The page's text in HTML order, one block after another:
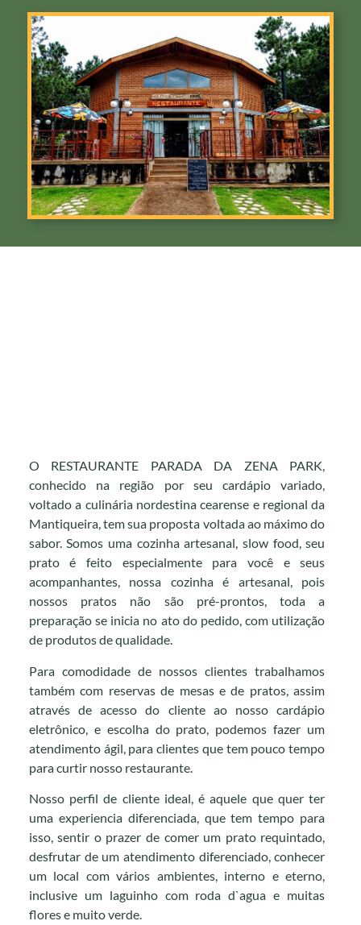
O RESTAURANTE PARADA DA ZENA PARK,
conhecido na região por seu cardápio variado,
voltado a culinária nordestina cearense e regional da
Mantiqueira, tem sua proposta voltada ao máximo do
sabor. Somos uma cozinha artesanal, slow food, seu
prato é feito especialmente para você e seus
acompanhantes, nossa cozinha é artesanal, pois
nossos pratos não são pré-prontos, toda a
preparação se inicia no ato do pedido, com utilização
de produtos de qualidade.
Para comodidade de nossos clientes trabalhamos
também com reservas de mesas e de pratos, assim
através de acesso do cliente ao nosso cardápio
eletrônico, e escolha do prato, podemos fazer um
atendimento ágil, para clientes que tem pouco tempo
para curtir nosso restaurante.
Nosso perfil de cliente ideal, é aquele que quer ter
uma experiencia diferenciada, que tem tempo para
isso, sentir o prazer de comer um prato requintado,
desfrutar de um atendimento diferenciado, conhecer
um local com vários ambientes, interno e eterno,
inclusive um laguinho com roda d`agua e muitas
flores e muito verde.